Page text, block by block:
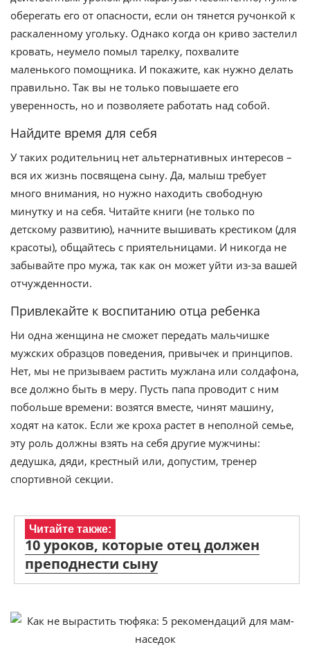
оберегать его от опасности, если он тянется ручонкой к
раскаленному угольку. Однако когда он криво застелил
кровать, неумело помыл тарелку, похвалите
маленького помощника. И покажите, как нужно делать
правильно. Так вы не только повышаете его
уверенность, но и позволяете работать над собой.
Найдите время для себя
У таких родительниц нет альтернативных интересов –
вся их жизнь посвящена сыну. Да, малыш требует
много внимания, но нужно находить свободную
минутку и на себя. Читайте книги (не только по
детскому развитию), начните вышивать крестиком (для
красоты), общайтесь с приятельницами. И никогда не
забывайте про мужа, так как он может уйти из-за вашей
отчужденности.
Привлекайте к воспитанию отца ребенка
Ни одна женщина не сможет передать мальчишке
мужских образцов поведения, привычек и принципов.
Нет, мы не призываем растить мужлана или солдафона,
все должно быть в меру. Пусть папа проводит с ним
побольше времени: возятся вместе, чинят машину,
ходят на каток. Если же кроха растет в неполной семье,
эту роль должны взять на себя другие мужчины:
дедушка, дяди, крестный или, допустим, тренер
спортивной секции.
Читайте также:
10 уроков, которые отец должен
преподнести сыну